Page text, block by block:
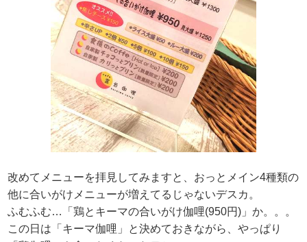
改めてメニューを拝見してみますと、おっとメイン4種類の
他に合いがけメニューが増えてるじゃないデスカ。
ふむふむ…「鶏とキーマの合いがけ伽哩(950円)」か。。。
この日は「キーマ伽哩」と決めておきながら、やっぱり